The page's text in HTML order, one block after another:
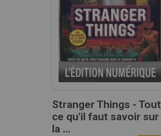
Stranger Things - Tout
ce qu'il faut savoir sur
la ...